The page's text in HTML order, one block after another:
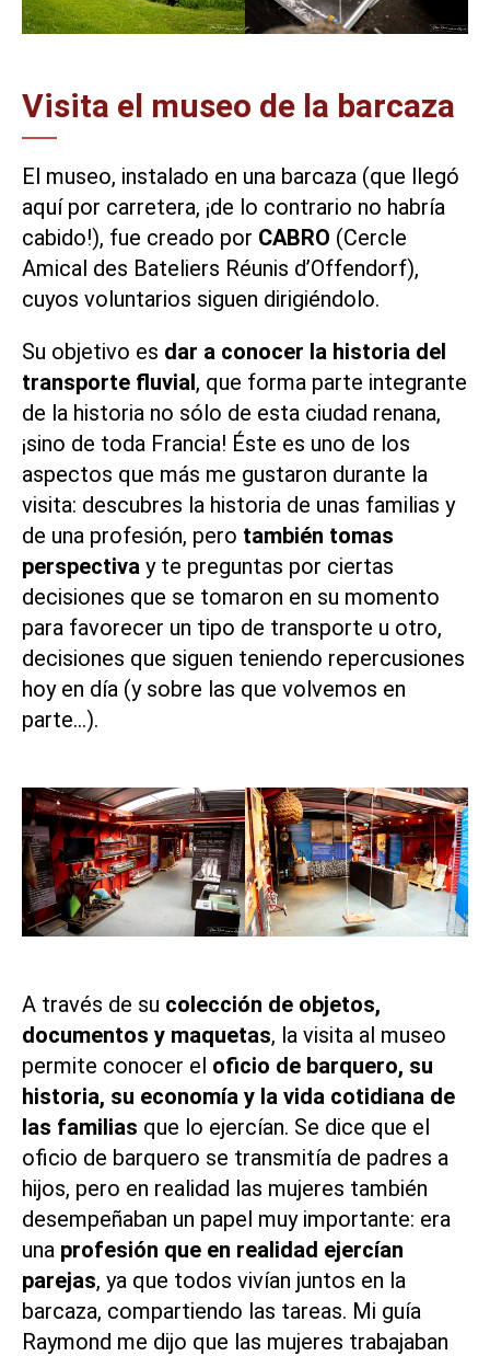
Visita el museo de la barcaza
El museo, instalado en una barcaza (que llegó
aquí por carretera, ¡de lo contrario no habría
cabido!), fue creado por CABRO (Cercle
Amical des Bateliers Réunis d’Offendorf),
cuyos voluntarios siguen dirigiéndolo.
Su objetivo es dar a conocer la historia del
transporte fluvial, que forma parte integrante
de la historia no sólo de esta ciudad renana,
¡sino de toda Francia! Éste es uno de los
aspectos que más me gustaron durante la
visita: descubres la historia de unas familias y
de una profesión, pero también tomas
perspectiva y te preguntas por ciertas
decisiones que se tomaron en su momento
para favorecer un tipo de transporte u otro,
decisiones que siguen teniendo repercusiones
hoy en día (y sobre las que volvemos en
parte…).
A través de su colección de objetos,
documentos y maquetas, la visita al museo
permite conocer el oficio de barquero, su
historia, su economía y la vida cotidiana de
las familias que lo ejercían. Se dice que el
oficio de barquero se transmitía de padres a
hijos, pero en realidad las mujeres también
desempeñaban un papel muy importante: era
una profesión que en realidad ejercían
parejas, ya que todos vivían juntos en la
barcaza, compartiendo las tareas. Mi guía
Raymond me dijo que las mujeres trabajaban